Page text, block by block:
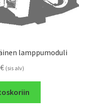
lamppumoduli
€ (sis alv)